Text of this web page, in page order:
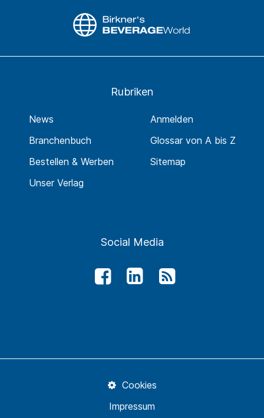
Rubriken
News
Branchenbuch
Bestellen & Werben
Unser Verlag
Anmelden
Glossar von A bis Z
Sitemap
Social Media
Impressum
Cookies